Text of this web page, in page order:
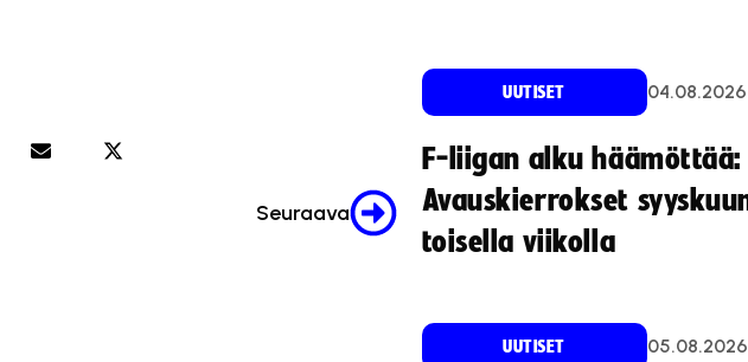
Seuraava
UUTISET 04.08.2026
F-liigan alku häämöttää:
Avauskierrokset
toisella viikolla
UUTISET 05.08.2026